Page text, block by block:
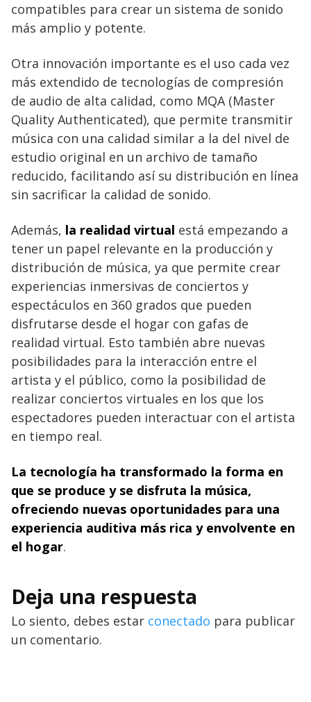
compatibles para crear un sistema de sonido
más amplio y potente.
Otra innovación importante es el uso cada vez
más extendido de tecnologías de compresión
de audio de alta calidad, como MQA (Master
Quality Authenticated), que permite transmitir
música con una calidad similar a la del nivel de
estudio original en un archivo de tamaño
reducido, facilitando así su distribución en línea
sin sacrificar la calidad de sonido.
Además, la realidad virtual está empezando a
tener un papel relevante en la producción y
distribución de música, ya que permite crear
experiencias inmersivas de conciertos y
espectáculos en 360 grados que pueden
disfrutarse desde el hogar con gafas de
realidad virtual. Esto también abre nuevas
posibilidades para la interacción entre el
artista y el público, como la posibilidad de
realizar conciertos virtuales en los que los
espectadores pueden interactuar con el artista
en tiempo real.
La tecnología ha transformado la forma en
que se produce y se disfruta la música,
ofreciendo nuevas oportunidades para una
experiencia auditiva más rica y envolvente en
el hogar.
Deja una respuesta
Lo siento, debes estar conectado para publicar
un comentario.